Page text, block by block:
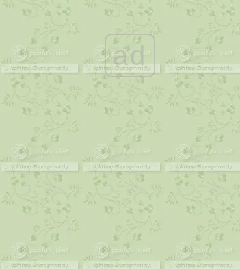
who can make the differance !
“ดอกไม้หอมในกองขยะเหม็น . . โลกนี้ไม่ได้เป็น
อย่างที่เธอเห็น แต่อยู่ที่เธอเลือกมอง”
Special Talk : สิ่งมหัศจรรย์ที่เรียกว่า “ครอบครัว”
บรรจงปลูก รดน้ำ เอาใจใส่ ให้ เมล็ดพันธุ์แห่ง
“มิตรภาพ” ของเรา เติบโต
พิเศษ ธรมดา :: เธอไม่ต้องเปลี่ยน ขอเพียง แค่เธอ
ฟ้าหลังฝน :: มืดม่น หรือ งดงาม ?
เราต้องไม่ใช่แค่คิด แต่เราต้องลงมือทำ . . คนจุด
คม VS ท่านกรรมการ ป.ป.ช.
“ผู้ใหญ่ทุกคนเคยเป็นเด็กมาแล้วทั้งนั้น แต่น้อยคน
นักที่จะหวนระลึกได้”
We are the world . . We are the one เพื่อที่การเดิน
ทาง จะเริ่มนับหนึ่งใหม่อีกครั้ง
To Sir With Love . . ดอกไม้ บานใหม่ อีกแล้ว
ไม่รู้วันข้างหน้าจะเป็นอย่างไร . . แต่ขอให้โลก
หมุนไปพร้อมกับวันที่สวยงาม ทุกวัน
Joy to the world, right? . . ที่ฉันเห็น และเป็นอยู่
ad